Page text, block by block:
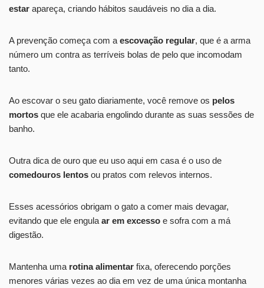
estar apareça, criando hábitos saudáveis no dia a dia.
A prevenção começa com a escovação regular, que é a arma
número um contra as terríveis bolas de pelo que incomodam
tanto.
Ao escovar o seu gato diariamente, você remove os pelos
mortos que ele acabaria engolindo durante as suas sessões de
banho.
Outra dica de ouro que eu uso aqui em casa é o uso de
comedouros lentos ou pratos com relevos internos.
Esses acessórios obrigam o gato a comer mais devagar,
evitando que ele engula ar em excesso e sofra com a má
digestão.
Mantenha uma rotina alimentar fixa, oferecendo porções
menores várias vezes ao dia em vez de uma única montanha